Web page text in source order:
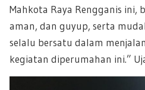
Mahkota Raya Rengganis ini,
aman, dan guyup, serta
selalu bersatu dalam
kegiatan diperumahan ini.”